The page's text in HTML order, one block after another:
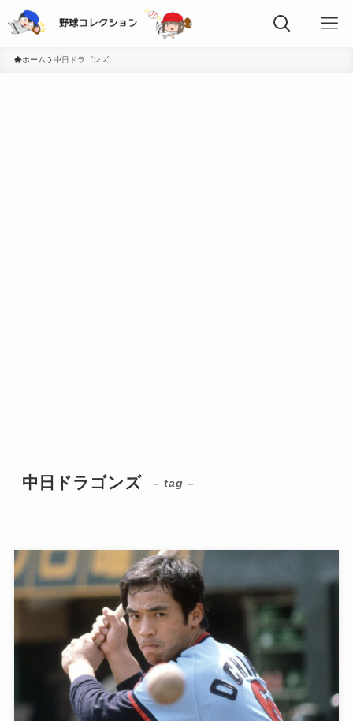
ホーム 中日ドラゴンズ
中日ドラゴンズ – tag –